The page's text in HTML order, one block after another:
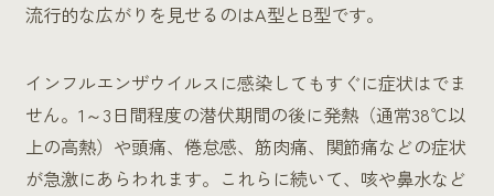
流行的な広がりを見せるのはA型とB型です。
インフルエンザウイルスに感染してもすぐに症状はでま
せん。1～3日間程度の潜伏期間の後に発熱（通常38℃以
上の高熱）や頭痛、倦怠感、筋肉痛、関節痛などの症状
が急激にあらわれます。これらに続いて、咳や鼻水など